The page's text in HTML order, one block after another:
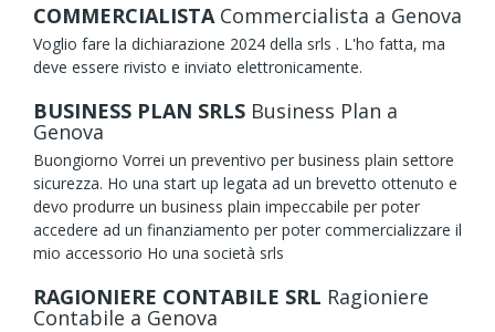
COMMERCIALISTA Commercialista a Genova
Voglio fare la dichiarazione 2024 della srls . L'ho fatta, ma
deve essere rivisto e inviato elettronicamente.
BUSINESS PLAN SRLS Business Plan a
Genova
Buongiorno Vorrei un preventivo per business plain settore
sicurezza. Ho una start up legata ad un brevetto ottenuto e
devo produrre un business plain impeccabile per poter
accedere ad un finanziamento per poter commercializzare il
mio accessorio Ho una società srls
RAGIONIERE CONTABILE SRL Ragioniere
Contabile a Genova